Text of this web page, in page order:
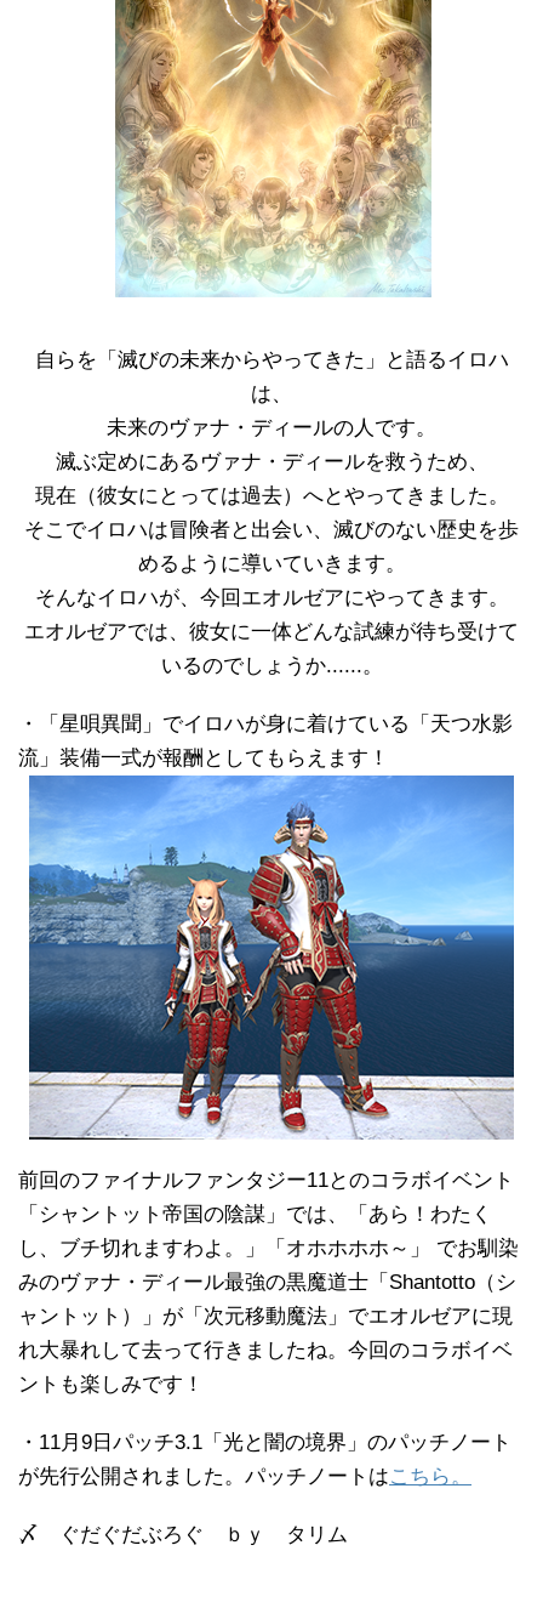
自らを「滅びの未来からやってきた」と語るイロハ
は、
未来のヴァナ・ディールの人です。
滅ぶ定めにあるヴァナ・ディールを救うため、
現在（彼女にとっては過去）へとやってきました。
そこでイロハは冒険者と出会い、滅びのない歴史を歩
めるように導いていきます。
そんなイロハが、今回エオルゼアにやってきます。
エオルゼアでは、彼女に一体どんな試練が待ち受けて
いるのでしょうか......。
・「星唄異聞」でイロハが身に着けている「天つ水影
流」装備一式が報酬としてもらえます！
前回のファイナルファンタジー11とのコラボイベント
「シャントット帝国の陰謀」では、「あら！わたく
し、ブチ切れますわよ。」「オホホホホ～」 でお馴染
みのヴァナ・ディール最強の黒魔道士「Shantotto（シ
ャントット）」が「次元移動魔法」でエオルゼアに現
れ大暴れして去って行きましたね。今回のコラボイベ
ントも楽しみです！
・11月9日パッチ3.1「光と闇の境界」のパッチノート
が先行公開されました。パッチノートはこちら。
〆 ぐだぐだぶろぐ ｂｙ タリム